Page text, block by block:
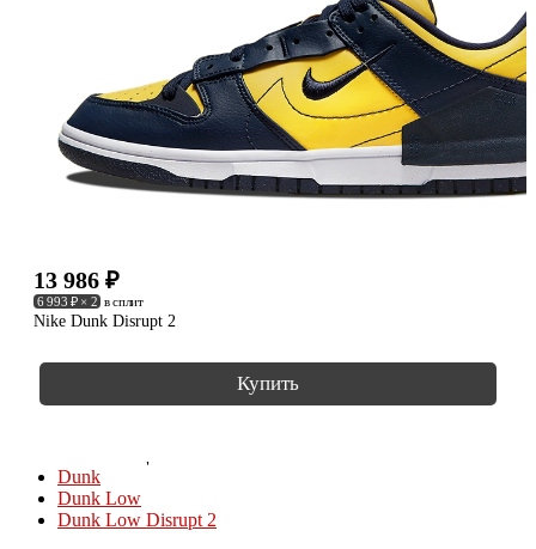
Nike Dunk Disrupt 2
13 986 ₽
6 993 ₽ × 2 в сплит
Купить
Dunk
Dunk Low
Dunk Low Disrupt 2